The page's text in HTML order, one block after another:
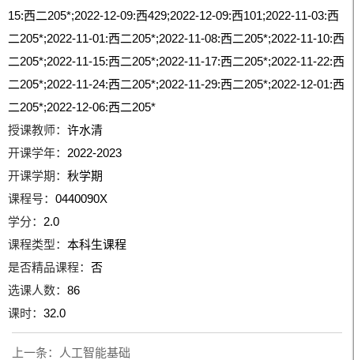
15:西二205*;2022-12-09:西429;2022-12-09:西101;2022-11-03:西
二205*;2022-11-01:西二205*;2022-11-08:西二205*;2022-11-10:西
二205*;2022-11-15:西二205*;2022-11-17:西二205*;2022-11-22:西
二205*;2022-11-24:西二205*;2022-11-29:西二205*;2022-12-01:西
二205*;2022-12-06:西二205*
授课教师：许水清
开课学年： 2022-2023
开课学期：秋学期
课程号：0440090X
学分： 2.0
课程类型：本科生课程
是否精品课程：否
选课人数：86
课时：32.0
上一条：
人工智能基础